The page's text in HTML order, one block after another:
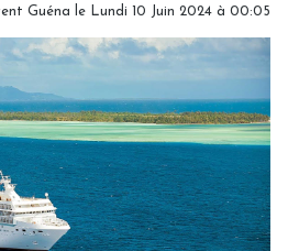
Guéna le Lundi 10 Juin 2024 à 00:05